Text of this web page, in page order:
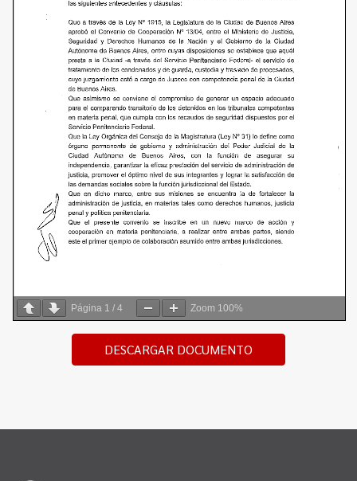
Página 1 / 4 Zoom 100%
DESCARGAR DOCUMENTO